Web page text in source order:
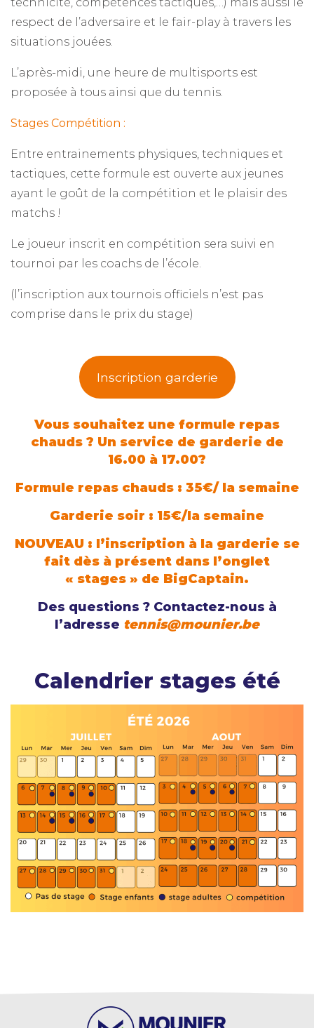
technicité, compétences tactiques,…) mais aussi le
respect de l’adversaire et le fair-play à travers les
situations jouées.
L’après-midi, une heure de multisports est
proposée à tous ainsi que du tennis.
Stages Compétition :
Entre entrainements physiques, techniques et
tactiques, cette formule est ouverte aux jeunes
ayant le goût de la compétition et le plaisir des
matchs !
Le joueur inscrit en compétition sera suivi en
tournoi par les coachs de l’école.
(l’inscription aux tournois officiels n’est pas
comprise dans le prix du stage)
Inscription garderie
Vous souhaitez une formule repas
chauds ? Un service de garderie de
16.00 à 17.00?
Formule repas chauds : 35€/ la semaine
Garderie soir : 15€/la semaine
NOUVEAU : l’inscription à la garderie se
fait dès à présent dans l’onglet
« stages » de BigCaptain.
Des questions ? Contactez-nous à
l’adresse tennis@mounier.be
Calendrier stages été